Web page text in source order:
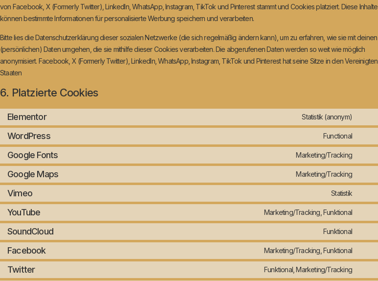
von Facebook, X (Formerly Twitter), LinkedIn, WhatsApp, Instagram, TikTok und Pinterest stammt und Cookies platziert. Diese Inhalte
können bestimmte Informationen für personalisierte Werbung speichern und verarbeiten.
Bitte lies die Datenschutzerklärung dieser sozialen Netzwerke (die sich regelmäßig ändern kann), um zu erfahren, wie sie mit deinen
(persönlichen) Daten umgehen, die sie mithilfe dieser Cookies verarbeiten. Die abgerufenen Daten werden so weit wie möglich
anonymisiert. Facebook, X (Formerly Twitter), LinkedIn, WhatsApp, Instagram, TikTok und Pinterest hat seine Sitze in den Vereinigten
Staaten
6. Platzierte Cookies
Elementor Statistik (anonym)
WordPress Functional
Google Fonts Marketing/Tracking
Google Maps Marketing/Tracking
Vimeo Statistik
YouTube Marketing/Tracking, Funktional
SoundCloud Funktional
Facebook Marketing/Tracking, Funktional
Twitter Funktional, Marketing/Tracking